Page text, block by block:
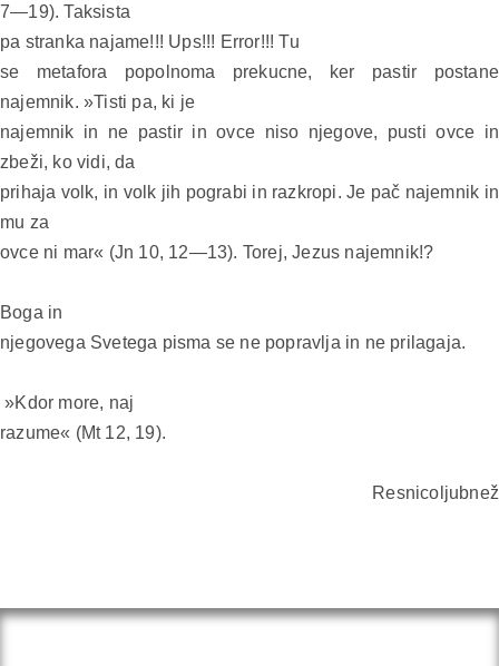
7—19). Taksista
pa stranka najame!!! Ups!!! Error!!! Tu
se metafora popolnoma prekucne, ker pastir postane
najemnik. »Tisti pa, ki je
najemnik in ne pastir in ovce niso njegove, pusti ovce in
zbeži, ko vidi, da
prihaja volk, in volk jih pograbi in razkropi. Je pač najemnik in
mu za
ovce ni mar« (Jn 10, 12—13). Torej, Jezus najemnik!?
Boga in
njegovega Svetega pisma se ne popravlja in ne prilagaja.
»Kdor more, naj
razume« (Mt 12, 19).
Resnicoljubnež